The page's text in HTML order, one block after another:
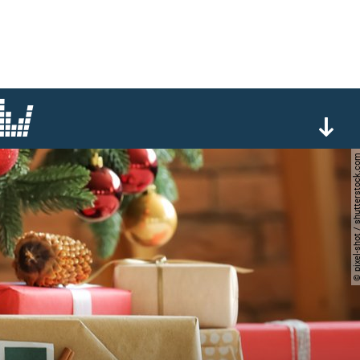
© pixel-shot / shutterstock.com